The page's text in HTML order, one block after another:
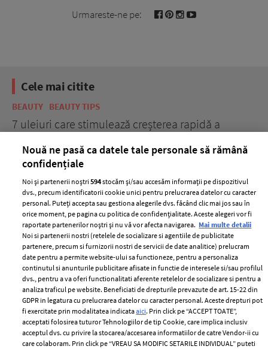
Urmareste-ne pe:
Cele mai citite
BEAUTY BEAUTY TIPS
7 uleiuri care stimulează creșterea rapidă a
ELLE Style Awards
2024
Despre ELLE
Romania
Contact
Abonamente
Termeni si conditii
Politica de
confidențialitate
Politica de cookies
Publicitate
Nouă ne pasă ca datele tale personale să rămână
confidențiale
Noi și partenerii noștri594stocăm și/sau accesăm informații pe dispozitivul
dvs., precum identificatorii cookie unici pentru prelucrarea datelor cu caracter
personal. Puteți accepta sau gestiona alegerile dvs. făcând clic mai jos sau în
orice moment, pe pagina cu politica de confidențialitate. Aceste alegeri vor fi
raportate partenerilor noștri și nu vă vor afecta navigarea. Mai multe detalii
Noi si partenerii nostri (retelele de socializare si agentiile de publicitate
partenere, precum si furnizorii nostri de servicii de date analitice) prelucram
date pentru a permite website-ului sa functioneze, pentru a personaliza
continutul si anunturile publicitare afisate in functie de interesele si/sau profilul
dvs., pentru a va oferi functionalitati aferente retelelor de socializare si pentru a
analiza traficul pe website. Beneficiati de drepturile prevazute de art. 15-22 din
GDPR in legatura cu prelucrarea datelor cu caracter personal. Aceste drepturi pot
fi exercitate prin modalitatea indicataaici. Prin click pe “ACCEPT TOATE”,
acceptati folosirea tuturor Tehnologiilor de tip Cookie, care implica inclusiv
acceptul dvs. cu privire la stocarea/accesarea informatiilor de catre Vendor-ii cu
care colaboram. Prin click pe “VREAU SA MODIFIC SETARILE INDIVIDUAL” puteti